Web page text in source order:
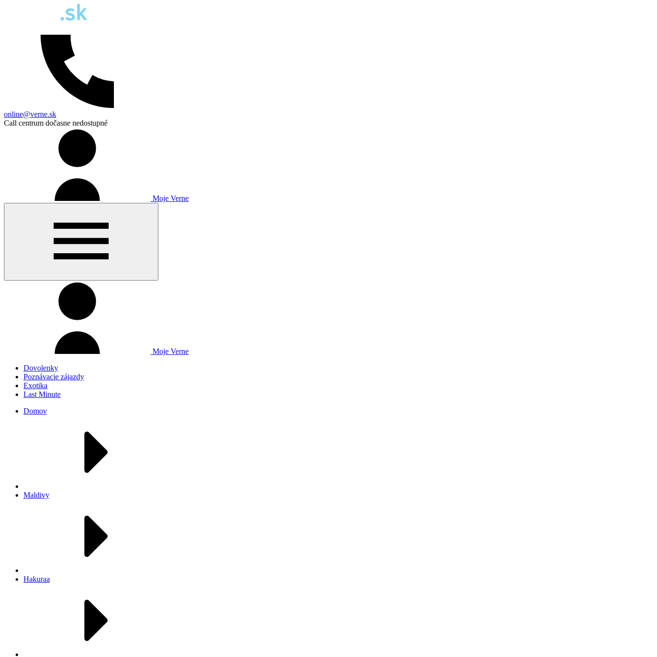
online@verne.sk
Call centrum dočasne nedostupné
Moje Verne
Moje Verne
Dovolenky
Poznávacie zájazdy
Exotika
Last Minute
Domov
Maldivy
Hakuraa